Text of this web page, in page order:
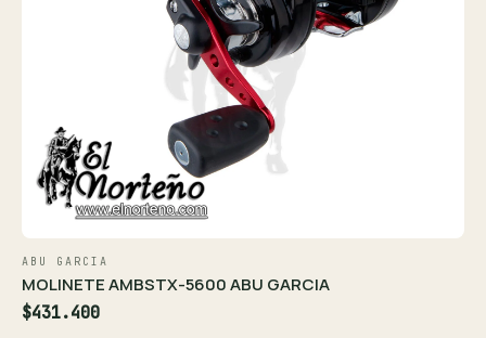
ABU GARCIA
MOLINETE AMBSTX-5600 ABU GARCIA
$431.400